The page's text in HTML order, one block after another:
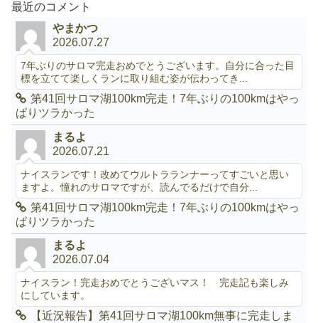
最近のコメント
やまかつ
2026.07.27
7年ぶりのサロマ完走おめでとうございます。自分に合った目
標を立てて楽しくランに取り組む姿が伝わってき...
第41回サロマ湖100km完走！7年ぶりの100kmはやっ
ぱりツラかった
まるよ
2026.07.21
ナイスランです！改めてウルトラランナーってすごいと思い
ますよ。憧れのサロマですが、読んでるだけで自分...
第41回サロマ湖100km完走！7年ぶりの100kmはやっ
ぱりツラかった
まるよ
2026.07.04
ナイスラン！完走おめでとうございマス！ 完走記も楽しみ
にしています。
【近況報告】第41回サロマ湖100km無事に完走しま